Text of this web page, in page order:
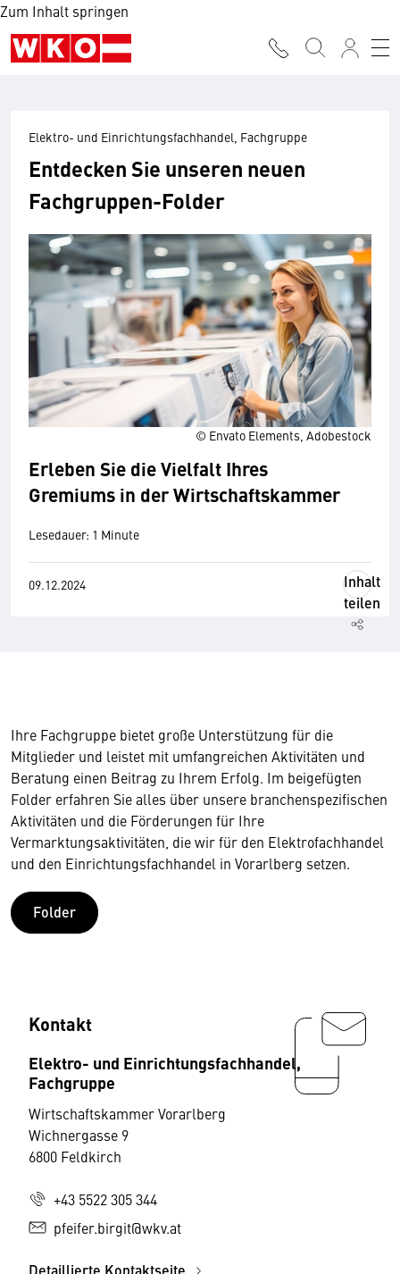
Zum Inhalt springen
© Envato Elements, Adobestock
Elektro- und Einrichtungsfachhandel, Fachgruppe
Entdecken Sie unseren neuen
Fachgruppen-Folder
Erleben Sie die Vielfalt Ihres
Gremiums in der Wirtschaftskammer
Lesedauer: 1 Minute
09.12.2024
Inhalt
teilen
Ihre Fachgruppe bietet große Unterstützung für die
Mitglieder und leistet mit umfangreichen Aktivitäten und
Beratung einen Beitrag zu Ihrem Erfolg. Im beigefügten
Folder erfahren Sie alles über unsere branchenspezifischen
Aktivitäten und die Förderungen für Ihre
Vermarktungsaktivitäten, die wir für den Elektrofachhandel
und den Einrichtungsfachhandel in Vorarlberg setzen.
Folder
Kontakt
Elektro- und Einrichtungsfachhandel,
Fachgruppe
Wirtschaftskammer Vorarlberg
Wichnergasse 9
6800 Feldkirch
+43 5522 305 344
pfeifer.birgit@wkv.at
Detaillierte Kontaktseite